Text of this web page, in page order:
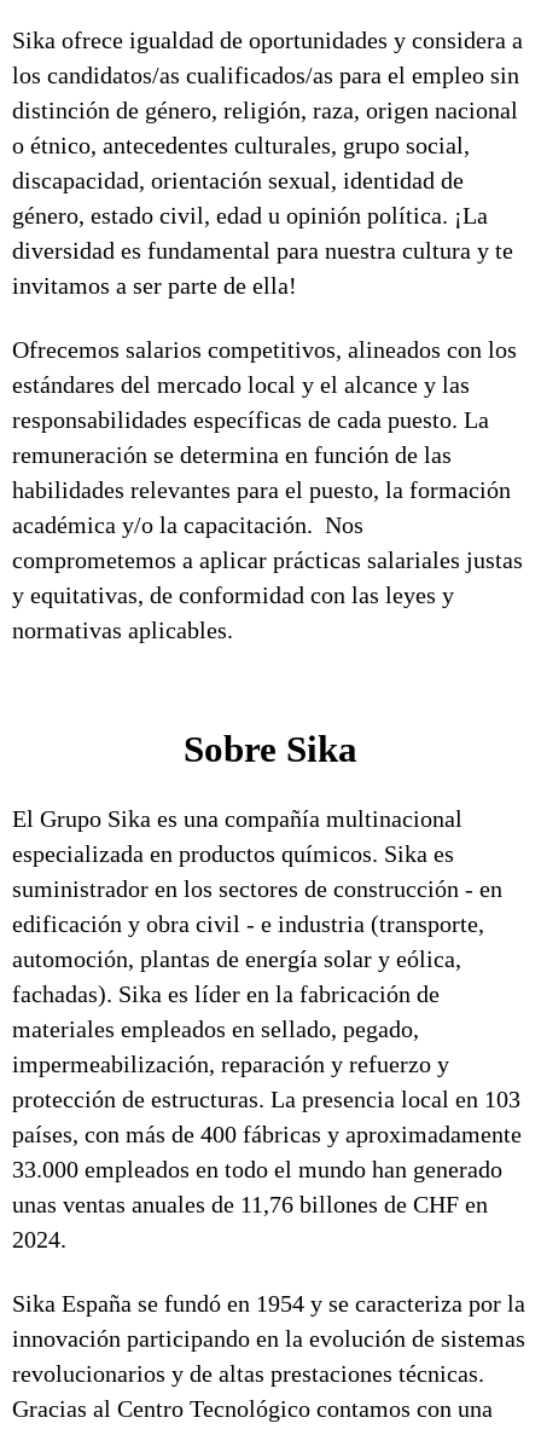
Sika ofrece igualdad de oportunidades y considera a
los candidatos/as cualificados/as para el empleo sin
distinción de género, religión, raza, origen nacional
o étnico, antecedentes culturales, grupo social,
discapacidad, orientación sexual, identidad de
género, estado civil, edad u opinión política. ¡La
diversidad es fundamental para nuestra cultura y te
invitamos a ser parte de ella!
Ofrecemos salarios competitivos, alineados con los
estándares del mercado local y el alcance y las
responsabilidades específicas de cada puesto. La
remuneración se determina en función de las
habilidades relevantes para el puesto, la formación
académica y/o la capacitación. Nos
comprometemos a aplicar prácticas salariales justas
y equitativas, de conformidad con las leyes y
normativas aplicables.
Sobre Sika
El Grupo Sika es una compañía multinacional
especializada en productos químicos. Sika es
suministrador en los sectores de construcción - en
edificación y obra civil - e industria (transporte,
automoción, plantas de energía solar y eólica,
fachadas). Sika es líder en la fabricación de
materiales empleados en sellado, pegado,
impermeabilización, reparación y refuerzo y
protección de estructuras. La presencia local en 103
países, con más de 400 fábricas y aproximadamente
33.000 empleados en todo el mundo han generado
unas ventas anuales de 11,76 billones de CHF en
2024.
Sika España se fundó en 1954 y se caracteriza por la
innovación participando en la evolución de sistemas
revolucionarios y de altas prestaciones técnicas.
Gracias al Centro Tecnológico contamos con una